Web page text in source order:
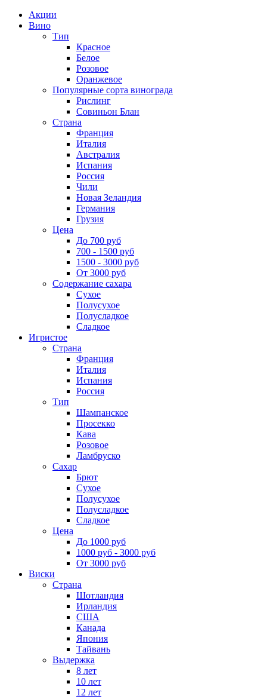
Акции
Вино
Тип
Красное
Белое
Розовое
Оранжевое
Популярные сорта винограда
Рислинг
Совиньон Блан
Страна
Франция
Италия
Австралия
Испания
Россия
Чили
Новая Зеландия
Германия
Грузия
Цена
До 700 руб
700 - 1500 руб
1500 - 3000 руб
От 3000 руб
Содержание сахара
Сухое
Полусухое
Полусладкое
Сладкое
Игристое
Страна
Франция
Италия
Испания
Россия
Тип
Шампанское
Просекко
Кава
Розовое
Ламбруско
Сахар
Брют
Сухое
Полусухое
Полусладкое
Сладкое
Цена
До 1000 руб
1000 руб - 3000 руб
От 3000 руб
Виски
Страна
Шотландия
Ирландия
США
Канада
Япония
Тайвань
Выдержка
8 лет
10 лет
12 лет